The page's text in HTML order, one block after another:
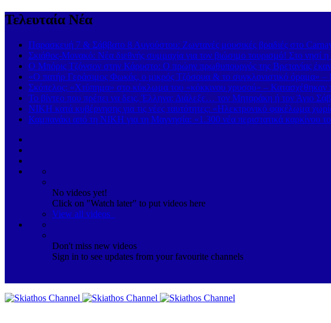
Τελευταία Νέα
Παρασκευή 7 & Σάββατο 8 Αυγούστου: Ζωντανές μουσικές βραδιές στο
Σκιάθος-Μονακό: Νέα διεθνής συμμαχία για τον βιώσιμο τουρισμό! Στο νησί
Ο Μπόρις Τζόνσον στην Κάρυστο: Ο πρώην πρωθυπουργός της Βρετανίας
«Ο πατήρ Γεράσιμος Φωκάς, ο μικρός Τζόσουα & το συγκλονιστικό όραμα» –
Σκόπελος: «Χτύπημα» στο κύκλωμα του «κόκκινου χρυσού» – Κατασχέθηκαν
Το βίντεο που πρέπει να δεις, Έλληνα: Διάλεξε… τον Μηταράκη ή τον Άγιο
ΝΙΚΗ κατά κυβέρνησης για τις νέες ταυτότητες: «Ηλεκτρονικό φακέλωμα
Καμπανάκι από τη ΝΙΚΗ για τη Μαγνησία: «1.300 νέα περιστατικά καρκίνου
No videos yet!
Click on "Watch later" to put videos here
View all videos
Don't miss new videos
Sign in to see updates from your favourite channels